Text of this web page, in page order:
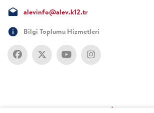
alevinfo@alev.k12.tr
Bilgi Toplumu Hizmetleri